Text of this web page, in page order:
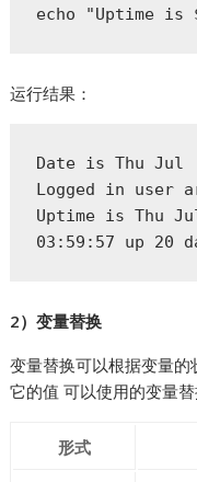
echo "Uptime is
运行结果：
Date is Thu Jul
Logged in user
Uptime is Thu
03:59:57 up 20
2）变量替换
变量替换可以根据变量
它的值 可以使用的变量替
形式